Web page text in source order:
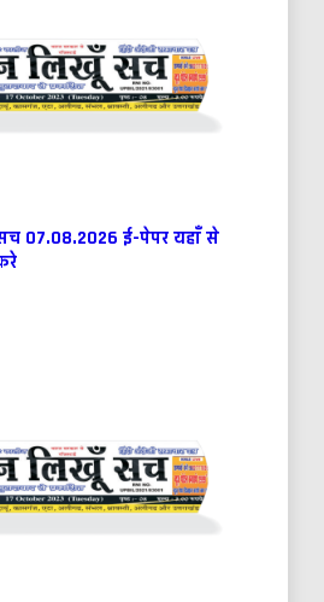
07.08.2026 ई-पेपर यहाँ से